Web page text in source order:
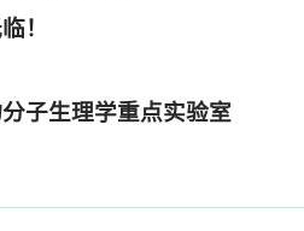
！
生理学重点实验室